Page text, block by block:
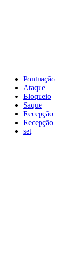
Pontuação
Ataque
Bloqueio
Saque
Recepção
Recepção
set